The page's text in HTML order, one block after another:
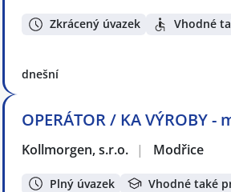
Zkrácený úvazek Vhodné
dnešní
OPERÁTOR / KA
Kollmorgen, s.r.o. | Modřice
Plný úvazek Vhodné také